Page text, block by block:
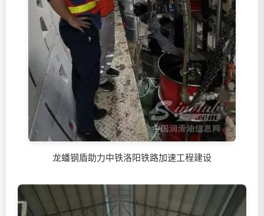
龙蟠钢盾助力中铁洛阳铁路加速工程建设